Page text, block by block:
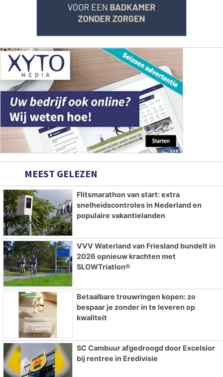
MEEST GELEZEN
Flitsmarathon van start: extra
snelheidscontroles in Nederland en
populaire vakantielanden
VVV Waterland van Friesland bundelt in
2026 opnieuw krachten met
SLOWTriatlon®
Betaalbare trouwringen kopen: zo
bespaar je zonder in te leveren op
kwaliteit
SC Cambuur afgedroogd door Excelsior
bij rentree in Eredivisie